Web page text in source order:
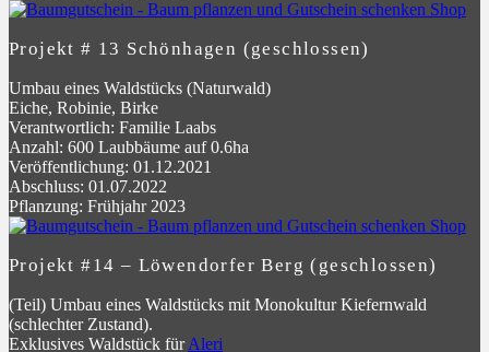
Projekt # 13 Schönhagen (geschlossen)
Umbau eines Waldstücks (Naturwald)
Eiche, Robinie, Birke
Verantwortlich: Familie Laabs
Anzahl: 600 Laubbäume auf 0.6ha
Veröffentlichung: 01.12.2021
Abschluss: 01.07.2022
Pflanzung: Frühjahr 2023
Projekt #14 – Löwendorfer Berg (geschlossen)
(Teil) Umbau eines Waldstücks mit Monokultur Kiefernwald
(schlechter Zustand).
Exklusives Waldstück fürAleri